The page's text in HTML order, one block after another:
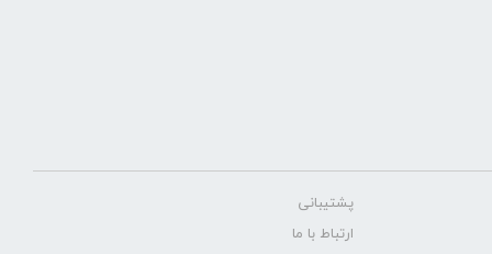
پشتیبانی
ارتباط با ما